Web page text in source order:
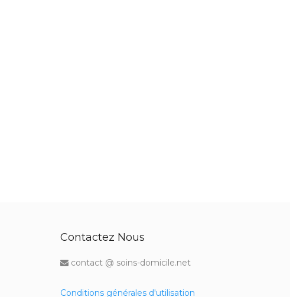
Contactez Nous
contact @ soins-domicile.net
Conditions générales d'utilisation